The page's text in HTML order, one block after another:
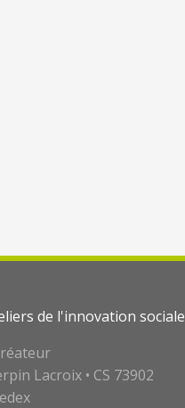
de l'innovation sociale
Lacroix • CS 73902